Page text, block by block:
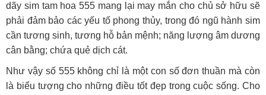
dãy sim tam hoa 555 mang lại may mắn cho chủ sở hữu sẽ
phải đảm bảo các yếu tố phong thủy, trong đó ngũ hành sim
cần tương sinh, tương hỗ bản mệnh; năng lượng âm dương
cân bằng; chứa quẻ dịch cát.
Như vậy số 555 không chỉ là một con số đơn thuần mà còn
là biểu tượng cho những điều tốt đẹp trong cuộc sống. Cho